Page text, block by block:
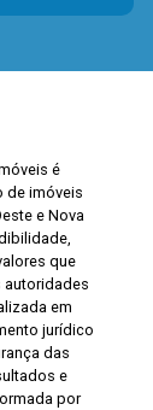
é
de imóveis
e Nova
que
autoridades
em
jurídico
das
e
por